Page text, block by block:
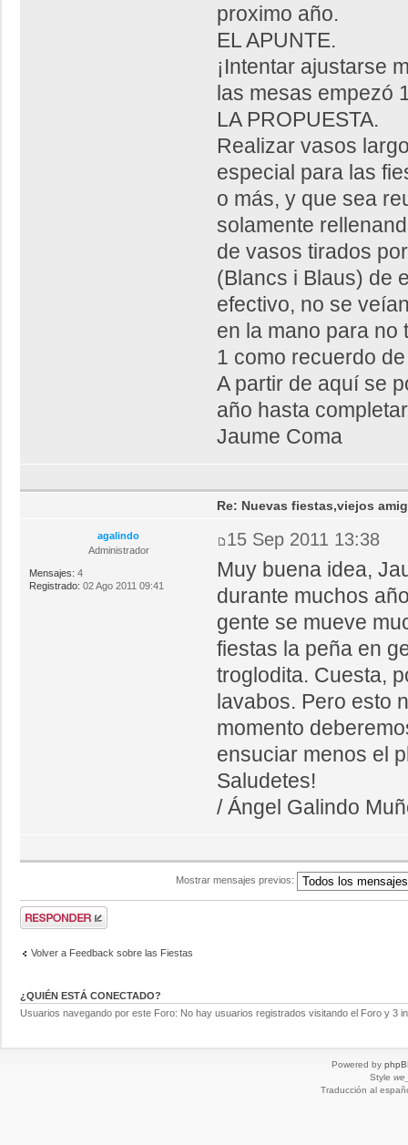
proximo año.
EL APUNTE.
¡Intentar ajustarse
las mesas empezó
LA PROPUESTA.
Realizar vasos
especial para las
o más, y que sea
solamente
de vasos tirados
(Blancs i Blaus) de
efectivo, no se
en la mano para no
1 como recuerdo
A partir de aquí se
año hasta
Jaume Coma
agalindo
Administrador
Mensajes: 4
Registrado: 02 Ago 2011 09:41
Re: Nuevas fiestas,viejos
15 Sep 2011 13:38
Muy buena idea,
durante muchos
gente se mueve
fiestas la peña en
troglodita. Cuesta,
lavabos. Pero esto
momento
ensuciar menos el
Saludetes!
/ Ángel Galindo
Mostrar mensajes previos:
Volver a Feedback sobre las Fiestas
¿QUIÉN ESTÁ CONECTADO?
Usuarios navegando por este Foro: No hay usuarios registrados visitando el Foro y 3
Powered by
Style
Traducción al